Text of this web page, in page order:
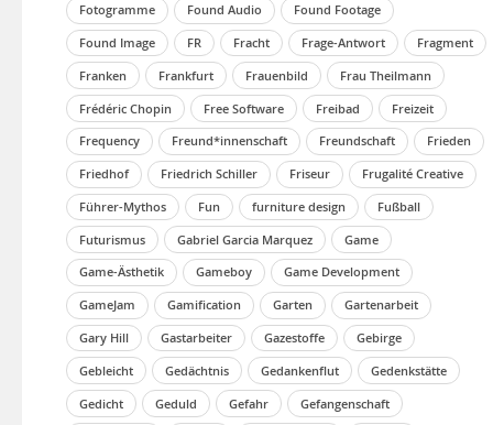
Fotogramme
Found Audio
Found Footage
Found Image
FR Fracht Frage-Antwort
Fragment
Franken
Frankfurt Frauenbild
Frau Theilmann
Frédéric Chopin
Free Software Freibad
Freizeit
Frequency
Freund*innenschaft Freundschaft
Frieden
Friedhof
Friedrich Schiller Friseur
Frugalité Creative
Führer-Mythos
Fun furniture design
Fußball
Futurismus
Gabriel Garcia Marquez
Game
Game-Ästhetik
Gameboy
Game Development
GameJam
Gamification Garten
Gartenarbeit
Gary Hill
Gastarbeiter Gazestoffe
Gebirge
Gebleicht
Gedächtnis Gedankenflut
Gedenkstätte
Gedicht
Geduld Gefahr
Gefangenschaft